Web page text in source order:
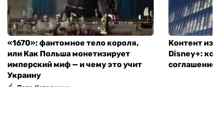
«1670»: фантомное тело короля,
или Как Польша монетизирует
имперский миф — и чему это учит
Украину
Петр Катеринич
Контент из
Disney+:
соглашение